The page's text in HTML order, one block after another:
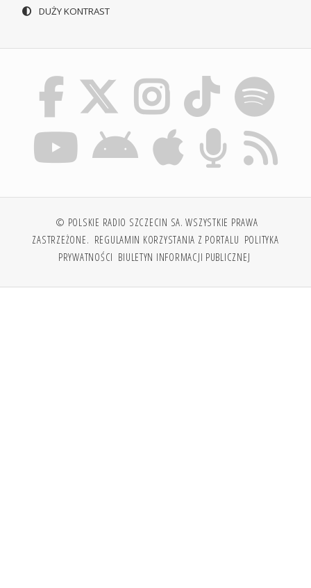
DUŻY KONTRAST
© POLSKIE RADIO SZCZECIN SA. WSZYSTKIE PRAWA
ZASTRZEŻONE. REGULAMIN KORZYSTANIA Z PORTALU POLITYKA
PRYWATNOŚCI BIULETYN INFORMACJI PUBLICZNEJ